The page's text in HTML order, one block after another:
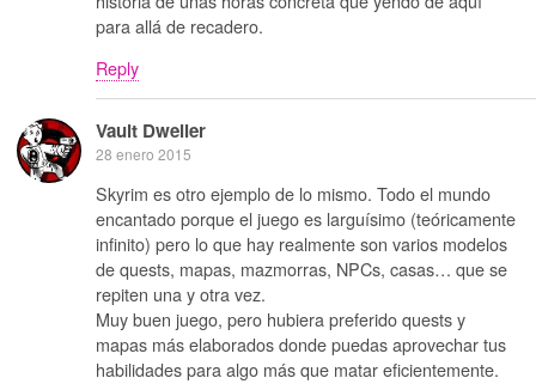
para allá de recadero.
Reply
Vault Dweller
28 enero 2015
Skyrim es otro ejemplo de lo mismo. Todo el mundo
encantado porque el juego es larguísimo (teóricamente
infinito) pero lo que hay realmente son varios modelos
de quests, mapas, mazmorras, NPCs, casas… que se
repiten una y otra vez.
Muy buen juego, pero hubiera preferido quests y
mapas más elaborados donde puedas aprovechar tus
habilidades para algo más que matar eficientemente.